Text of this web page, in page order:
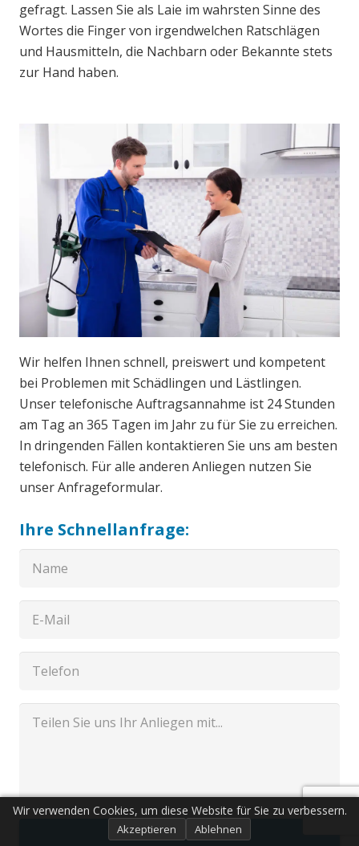
gefragt. Lassen Sie als Laie im wahrsten Sinne des
Wortes die Finger von irgendwelchen Ratschlägen
und Hausmitteln, die Nachbarn oder Bekannte stets
zur Hand haben.
Wir helfen Ihnen schnell, preiswert und kompetent
bei Problemen mit Schädlingen und Lästlingen.
Unser telefonische Auftragsannahme ist 24 Stunden
am Tag an 365 Tagen im Jahr zu für Sie zu erreichen.
In dringenden Fällen kontaktieren Sie uns am besten
telefonisch. Für alle anderen Anliegen nutzen Sie
unser Anfrageformular.
Ihre Schnellanfrage:
Senden
Wir verwenden Cookies, um diese Website für Sie zu verbessern.
Akzeptieren Ablehnen